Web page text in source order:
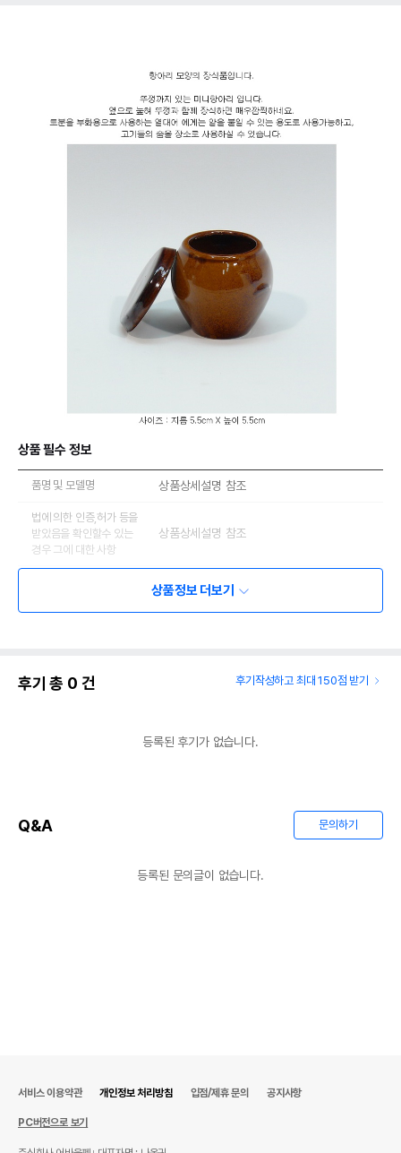
상품 필수 정보
품명 및 모델명 상품상세설명 참조
법에 의한 인증,허가 등을
받았음을 확인할수 있는
경우 그에 대한 사항
상품상세설명 참조
상품상세설명 참조
제조자,수입품의 경우
또는 소비자상담 관련
전화번호
상품상세설명 참조
이후인 상품이 출고됩니다.
상품정보 더보기
후기 총 0 건 후기작성하고 최대 150점 받기
등록된 후기가 없습니다.
Q&A 문의하기
등록된 문의글이 없습니다.
서비스 이용약관 개인정보 처리방침 입점/제휴 문의 공지사항
PC버전으로 보기